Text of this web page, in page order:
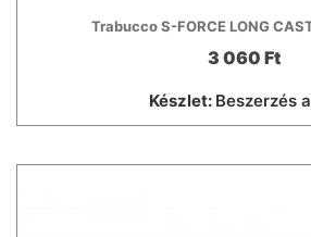
Trabucco S-FORCE LONG
3 060 Ft
Készlet: Beszerzés